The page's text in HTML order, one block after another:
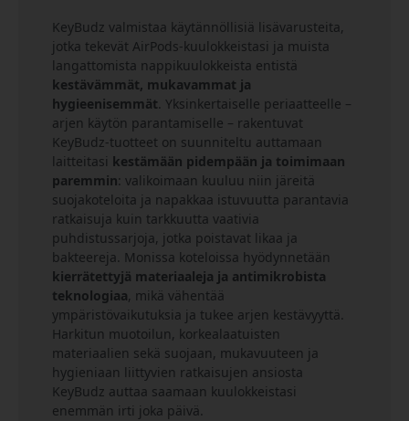
KeyBudz valmistaa käytännöllisiä lisävarusteita,
jotka tekevät AirPods-kuulokkeistasi ja muista
langattomista nappikuulokkeista entistä
kestävämmät, mukavammat ja
hygieenisemmät. Yksinkertaiselle periaatteelle –
arjen käytön parantamiselle – rakentuvat
KeyBudz-tuotteet on suunniteltu auttamaan
laitteitasi kestämään pidempään ja toimimaan
paremmin: valikoimaan kuuluu niin järeitä
suojakoteloita ja napakkaa istuvuutta parantavia
ratkaisuja kuin tarkkuutta vaativia
puhdistussarjoja, jotka poistavat likaa ja
bakteereja. Monissa koteloissa hyödynnetään
kierrätettyjä materiaaleja ja antimikrobista
teknologiaa, mikä vähentää
ympäristövaikutuksia ja tukee arjen kestävyyttä.
Harkitun muotoilun, korkealaatuisten
materiaalien sekä suojaan, mukavuuteen ja
hygieniaan liittyvien ratkaisujen ansiosta
KeyBudz auttaa saamaan kuulokkeistasi
enemmän irti joka päivä.